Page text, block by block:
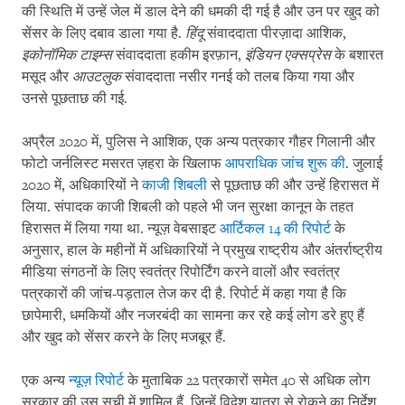
की स्थिति में उन्हें जेल में डाल देने की धमकी दी गई है और उन पर खुद को
सेंसर के लिए दबाव डाला गया है. हिंदूसंवाददाता पीरज़ादा आशिक,
इकोनॉमिक टाइम्ससंवाददाता हकीम इरफ़ान, इंडियन एक्सप्रेसके बशारत
मसूद और आउटलुकसंवाददाता नसीर गनई को तलब किया गया और
उनसे पूछताछ की गई.
अप्रैल 2020 में, पुलिस ने आशिक, एक अन्य पत्रकार गौहर गिलानी और
फोटो जर्नलिस्ट मसरत ज़हरा के खिलाफ आपराधिक जांच शुरू की. जुलाई
2020 में, अधिकारियों नेकाजी शिबलीसे पूछताछ की और उन्हें हिरासत में
लिया. संपादक काजी शिबली को पहले भी जन सुरक्षा कानून के तहत
हिरासत में लिया गया था. न्यूज़ वेबसाइटआर्टिकल 14 की रिपोर्टके
अनुसार, हाल के महीनों में अधिकारियों ने प्रमुख राष्ट्रीय और अंतर्राष्ट्रीय
मीडिया संगठनों के लिए स्वतंत्र रिपोर्टिंग करने वालों और स्वतंत्र
पत्रकारों की जांच-पड़ताल तेज कर दी है. रिपोर्ट में कहा गया है कि
छापेमारी, धमकियों और नजरबंदी का सामना कर रहे कई लोग डरे हुए हैं
और खुद को सेंसर करने के लिए मजबूर हैं.
एक अन्यन्यूज़ रिपोर्टके मुताबिक 22 पत्रकारों समेत 40 से अधिक लोग